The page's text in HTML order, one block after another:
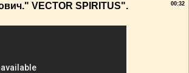
00:32
VECTOR SPIRITUS".